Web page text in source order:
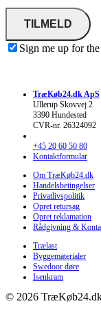
Sign me up for
TræKøb24.dk ApS
Ullerup Skovvej 2
3390 Hundested
CVR-nr. 26324092
+45 20 60 50 80
Kontaktformular
Om TræKøb24.dk
Handelsbetingelser
Privatlivspolitik
Opret retursag
Opret reklamation
Rådgivning &
Trælast
Byggematerialer
Swedoor døre
Isenkram
© 2026